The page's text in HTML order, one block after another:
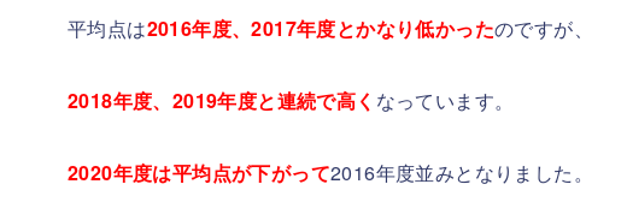
平均点は2016年度、2017年度とかなり低かったのですが、
2018年度、2019年度と連続で高く なっています。
2020年度は平均点が下がって2016年度並みとなりました。